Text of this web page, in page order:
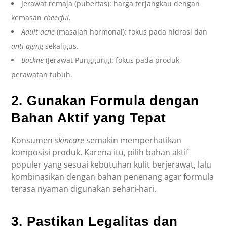
Jerawat remaja (pubertas): harga terjangkau dengan
kemasan cheerful.
Adult acne (masalah hormonal): fokus pada hidrasi dan
anti-agingsekaligus.
Backne (Jerawat Punggung): fokus pada produk
perawatan tubuh.
2. Gunakan Formula dengan
Bahan Aktif yang Tepat
Konsumenskincare semakin memperhatikan
komposisi produk. Karena itu, pilih bahan aktif
populer yang sesuai kebutuhan kulit berjerawat, lalu
kombinasikan dengan bahan penenang agar formula
terasa nyaman digunakan sehari-hari.
3. Pastikan Legalitas dan